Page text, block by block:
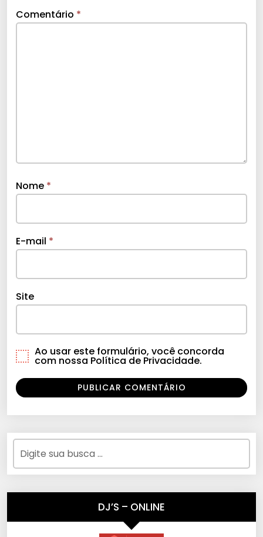
Comentário *
Nome *
E-mail *
Site
Ao usar este formulário, você concorda
com nossa Política de Privacidade.
DJ’S – ONLINE